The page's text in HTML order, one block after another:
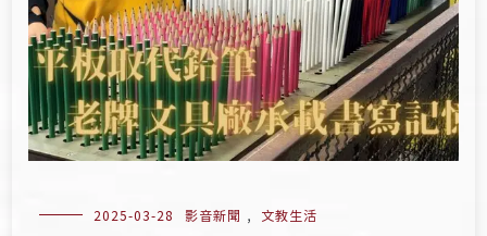
2025-03-28 影音新聞 , 文教生活